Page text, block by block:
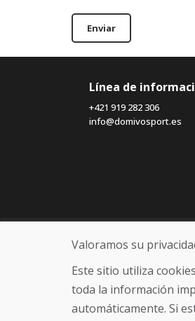
Enviar
Línea de
+421 919 282 306
info@domivosport.es
Valoramos su
Este sitio utiliza
toda la información
automáticamente. Si